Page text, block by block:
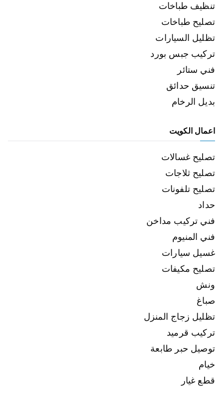
تنظيف طباخات
تصليح طباخات
تظليل السيارات
تركيب جبس بورد
فني ستائر
تنسيق حدائق
بديل الرخام
اعمال الكويت
تصليح غسالات
تصليح ثلاجات
تصليح تلفونات
حداد
فني تركيب مداخن
فني المنيوم
غسيل سيارات
تصليح مكيفات
ونش
صباغ
تظليل زجاج المنزل
تركيب قرميد
توصيل حبر طابعة
خيام
قطع غيار